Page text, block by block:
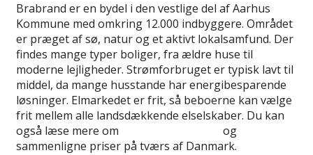
Brabrand er en bydel i den vestlige del af Aarhus
Kommune med omkring 12.000 indbyggere. Området
er præget af sø, natur og et aktivt lokalsamfund. Der
findes mange typer boliger, fra ældre huse til
moderne lejligheder. Strømforbruget er typisk lavt til
middel, da mange husstande har energibesparende
løsninger. Elmarkedet er frit, så beboerne kan vælge
frit mellem alle landsdækkende elselskaber. Du kan
også læse mere om
og
sammenligne priser på tværs af Danmark.